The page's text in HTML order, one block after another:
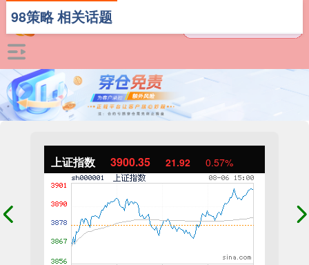
上证指数 3900.35 21.92 0.57%
98策略 相关话题